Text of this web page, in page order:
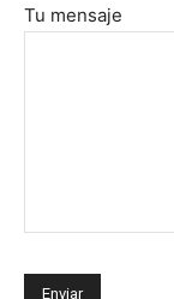
Tu mensaje